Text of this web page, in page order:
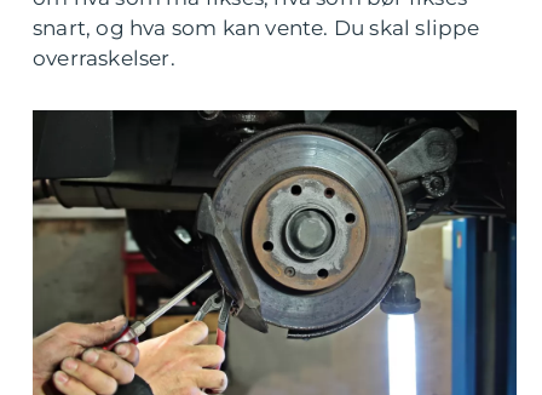
snart, og hva som kan vente. Du skal slippe
overraskelser.